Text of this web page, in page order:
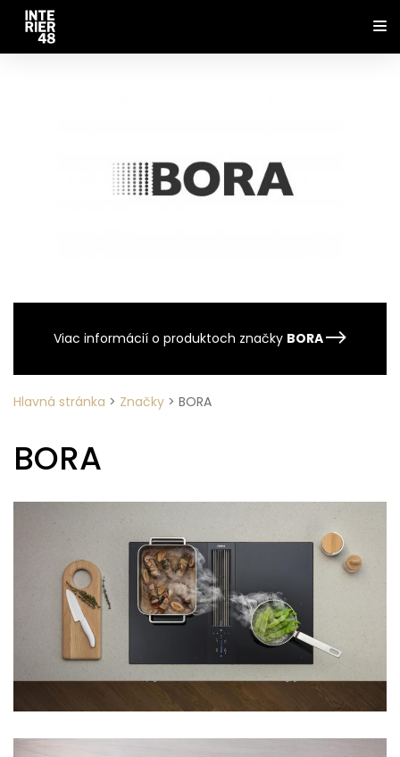
Viac informácií o produktoch značky BORA
Hlavná stránka > Značky > BORA
BORA